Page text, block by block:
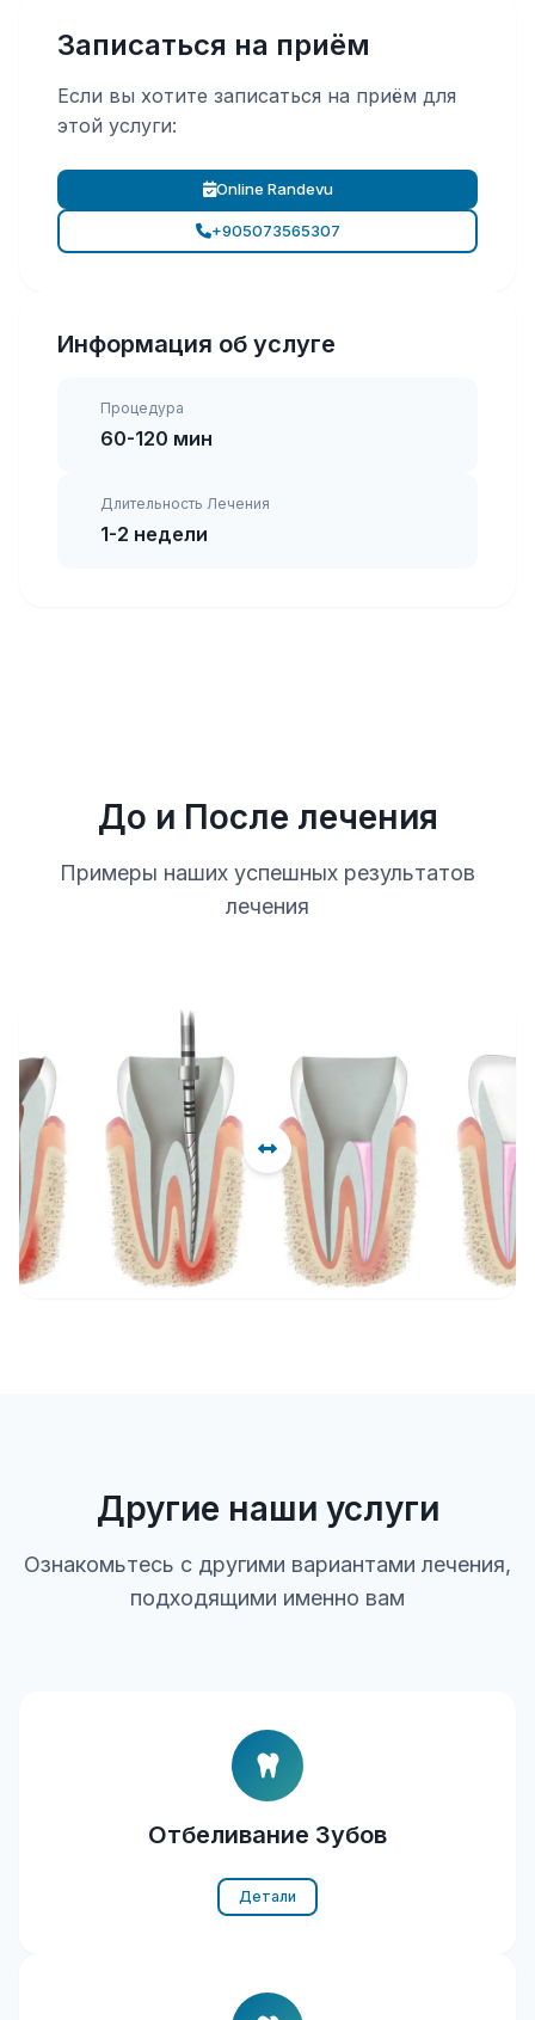
Записаться на приём
Если вы хотите записаться на приём для
этой услуги:
Online Randevu
+905073565307
Информация об услуге
Процедура
60-120 мин
Длительность Лечения
1-2 недели
До и После лечения
Примеры наших успешных результатов
лечения
Другие наши услуги
Ознакомьтесь с другими вариантами лечения,
подходящими именно вам
Отбеливание Зубов
Детали